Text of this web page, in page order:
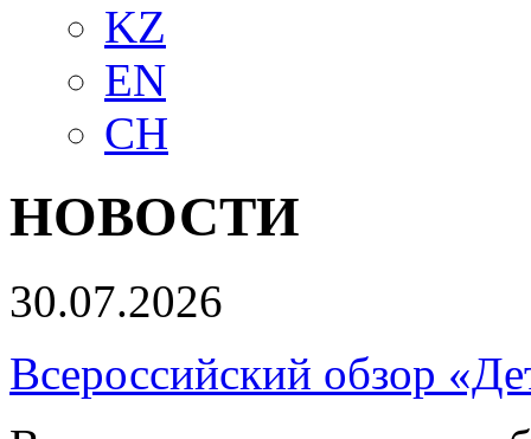
KZ
EN
CH
НОВОСТИ
30.07.2026
Всероссийский обзор